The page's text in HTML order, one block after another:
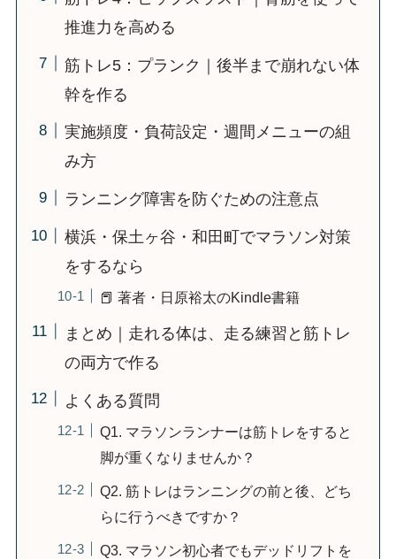
推進力を高める
筋トレ5：プランク｜後半まで崩れない体
幹を作る
実施頻度・負荷設定・週間メニューの組
み方
ランニング障害を防ぐための注意点
横浜・保土ヶ谷・和田町でマラソン対策
をするなら
📕 著者・日原裕太のKindle書籍
まとめ｜走れる体は、走る練習と筋トレ
の両方で作る
よくある質問
Q1. マラソンランナーは筋トレをすると
脚が重くなりませんか？
Q2. 筋トレはランニングの前と後、どち
らに行うべきですか？
Q3. マラソン初心者でもデッドリフトを